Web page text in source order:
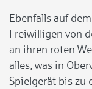
Ebenfalls auf
Freiwilligen von
an ihren roten
alles, was in
Spielgerät bis zu